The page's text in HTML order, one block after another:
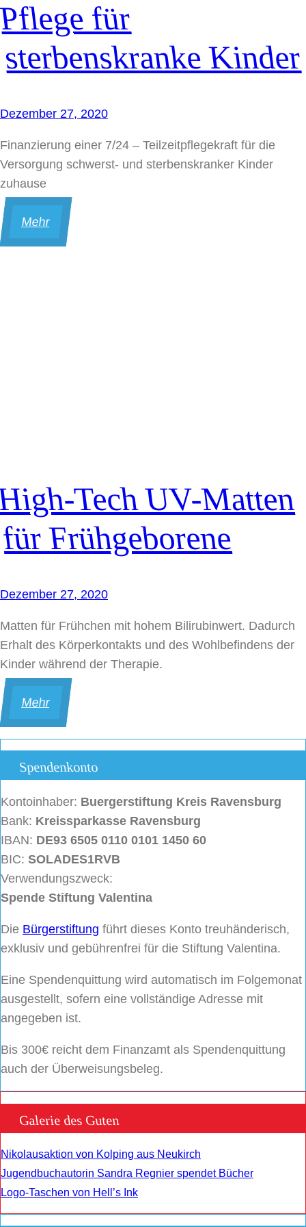
für
sterbenskranke Kinder
Dezember 27, 2020
Finanzierung einer 7/24 – Teilzeitpflegekraft für die
Versorgung schwerst- und sterbenskranker Kinder
zuhause
Mehr
Tech UV-Matten
für Frühgeborene
Dezember 27, 2020
Matten für Frühchen mit hohem Bilirubinwert. Dadurch
Erhalt des Körperkontakts und des Wohlbefindens der
Kinder während der Therapie.
Mehr
Spendenkonto
Kontoinhaber: Buergerstiftung Kreis Ravensburg
Bank: Kreissparkasse Ravensburg
IBAN: DE93 6505 0110 0101 1450 60
BIC: SOLADES1RVB
Verwendungszweck:
Spende Stiftung Valentina
Die Bürgerstiftung führt dieses Konto treuhänderisch,
exklusiv und gebührenfrei für die Stiftung Valentina.
Eine Spendenquittung wird automatisch im Folgemonat
ausgestellt, sofern eine vollständige Adresse mit
angegeben ist.
Bis 300€ reicht dem Finanzamt als Spendenquittung
auch der Überweisungsbeleg.
Galerie des Guten
Nikolausaktion von Kolping aus Neukirch
Jugendbuchautorin Sandra Regnier spendet Bücher
Logo-Taschen von Hell’s Ink